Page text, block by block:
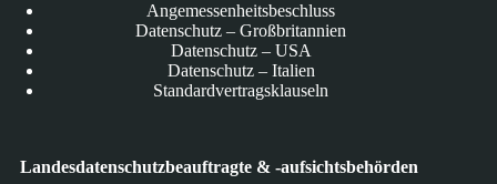
Angemessenheitsbeschluss
Datenschutz – Großbritannien
Datenschutz – USA
Datenschutz – Italien
Standardvertragsklauseln
Landesdatenschutzbeauftragte & -aufsichtsbehörden